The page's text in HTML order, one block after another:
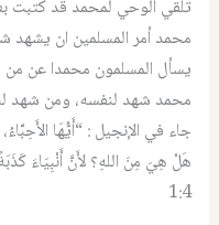
تلقي الوحي لمحمد قد كتبت
محمد أمر المسلمين ان يشهد
يسأل المسلمون محمدا عن من
محمد شهد لنفسه، ومن شهد
جاء في الإنجيل : “أَيُّهَا
1:4